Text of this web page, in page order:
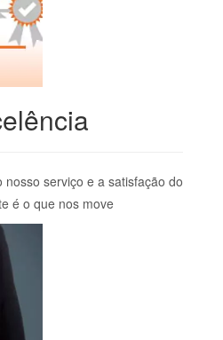
serviço e a satisfação do
é o que nos move